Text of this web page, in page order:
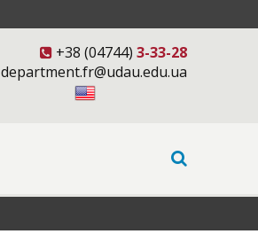
+38 (04744) 3-33-28
department.fr@udau.edu.ua